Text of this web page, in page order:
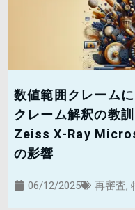
数値範囲クレーム
クレーム解釈の教
Zeiss X-Ray
の影響
06/12/2025 再審査,